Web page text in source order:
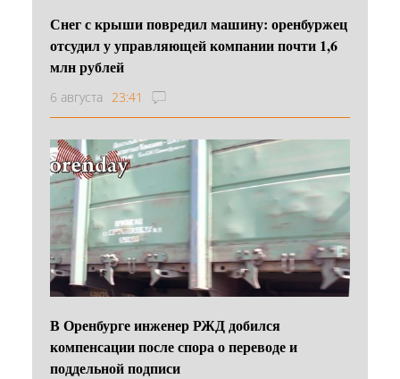
Снег с крыши повредил машину: оренбуржец
отсудил у управляющей компании почти 1,6
млн рублей
6 августа 23:41
В Оренбурге инженер РЖД добился
компенсации после спора о переводе и
поддельной подписи